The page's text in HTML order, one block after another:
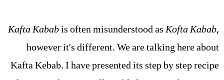
Kafta Kababis often misunderstood asKofta Kabab,
however it's different. We are talking here about
Kafta Kebab. I have presented its step by step recipe